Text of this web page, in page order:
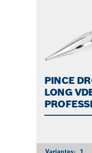
PINCE
LONG
Variantes: 1